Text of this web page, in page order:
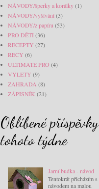
NÁVODY/šperky a korálky(1)
NÁVODY/vyšívání(3)
NÁVODY/z papíru (53)
PRO DĚTI(36)
RECEPTY (27)
RECY (6)
ULTIMATE PRO (4)
VÝLETY (9)
ZAHRADA (8)
ZÁPISNÍK (21)
Oblíbené příspěvky
tohoto týdne
Jarní budka - návod
Tentokrát přicházím s
návodem na malou